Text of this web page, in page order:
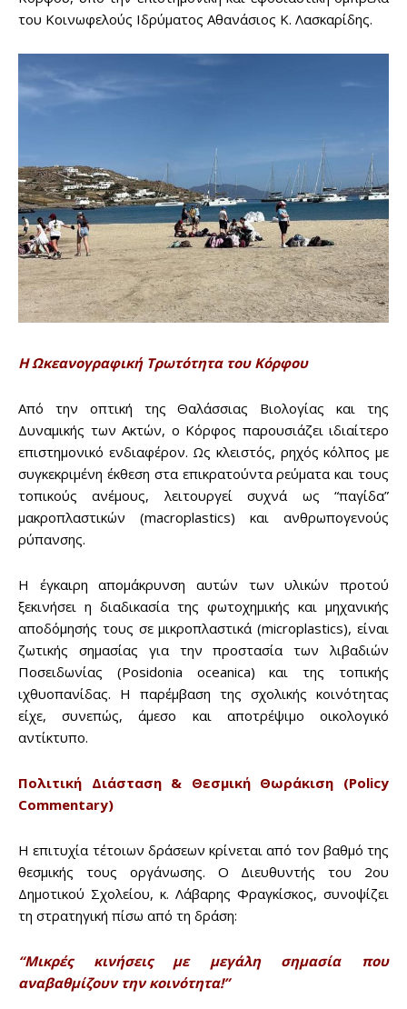
του Κοινωφελούς Ιδρύματος Αθανάσιος Κ. Λασκαρίδης.
Η Ωκεανογραφική Τρωτότητα του Κόρφου
Από την οπτική της Θαλάσσιας Βιολογίας και της
Δυναμικής των Ακτών, ο Κόρφος παρουσιάζει ιδιαίτερο
επιστημονικό ενδιαφέρον. Ως κλειστός, ρηχός κόλπος με
συγκεκριμένη έκθεση στα επικρατούντα ρεύματα και τους
τοπικούς ανέμους, λειτουργεί συχνά ως “παγίδα”
μακροπλαστικών (macroplastics) και ανθρωπογενούς
ρύπανσης.
Η έγκαιρη απομάκρυνση αυτών των υλικών προτού
ξεκινήσει η διαδικασία της φωτοχημικής και μηχανικής
αποδόμησής τους σε μικροπλαστικά (microplastics), είναι
ζωτικής σημασίας για την προστασία των λιβαδιών
Ποσειδωνίας (Posidonia oceanica) και της τοπικής
ιχθυοπανίδας. Η παρέμβαση της σχολικής κοινότητας
είχε, συνεπώς, άμεσο και αποτρέψιμο οικολογικό
αντίκτυπο.
Πολιτική Διάσταση & Θεσμική Θωράκιση (Policy
Commentary)
Η επιτυχία τέτοιων δράσεων κρίνεται από τον βαθμό της
θεσμικής τους οργάνωσης. Ο Διευθυντής του 2ου
Δημοτικού Σχολείου, κ. Λάβαρης Φραγκίσκος, συνοψίζει
τη στρατηγική πίσω από τη δράση:
“Μικρές κινήσεις με μεγάλη σημασία που
αναβαθμίζουν την κοινότητα!”